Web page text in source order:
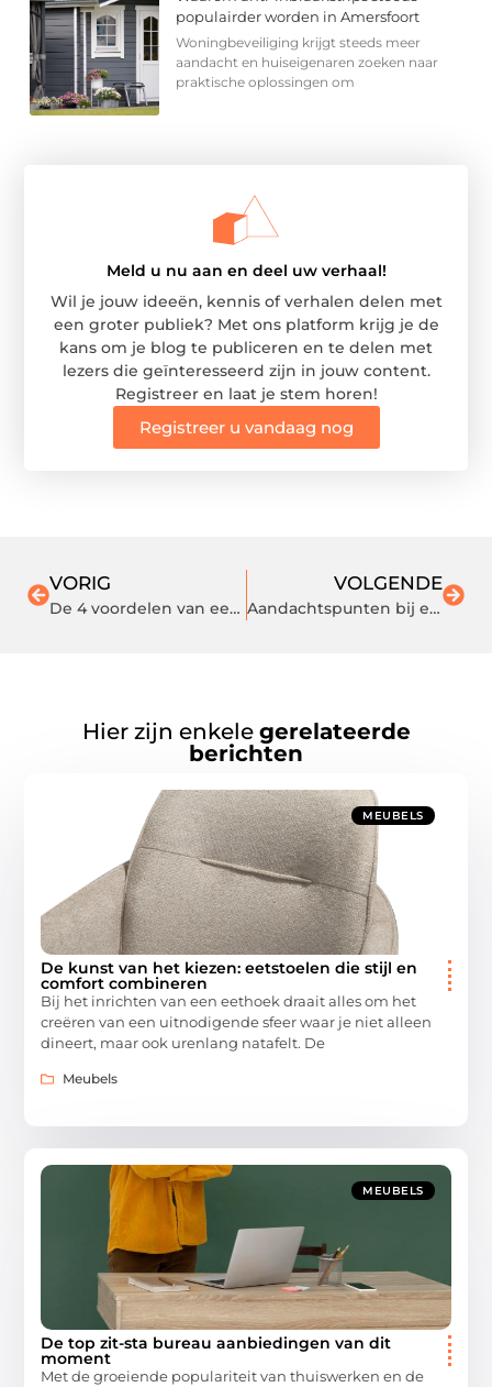
populairder worden in Amersfoort
Woningbeveiliging krijgt steeds meer
aandacht en huiseigenaren zoeken naar
praktische oplossingen om
Meld u nu aan en deel uw verhaal!
Wil je jouw ideeën, kennis of verhalen delen met
een groter publiek? Met ons platform krijg je de
kans om je blog te publiceren en te delen met
lezers die geïnteresseerd zijn in jouw content.
Registreer en laat je stem horen!
Registreer u vandaag nog
VORIG
De 4 voordelen van een makelaar
VOLGENDE
Aandachtspunten bij een beddenspeciaalzaak Amsterdam bezoeken
Hier zijn enkele gerelateerde
berichten
MEUBELS
De kunst van het kiezen: eetstoelen die stijl en
comfort combineren
Bij het inrichten van een eethoek draait alles om het
creëren van een uitnodigende sfeer waar je niet alleen
dineert, maar ook urenlang natafelt. De
Meubels
MEUBELS
De top zit-sta bureau aanbiedingen van dit
moment
Met de groeiende populariteit van thuiswerken en de